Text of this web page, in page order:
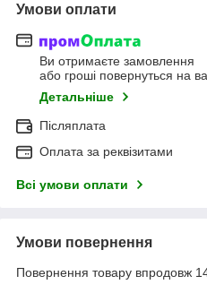
Умови оплати
Ви отримаєте замовлення
або гроші повернуться на
Детальніше
Післяплата
Оплата за реквізитами
Всі умови оплати
Умови повернення
Повернення товару впродовж